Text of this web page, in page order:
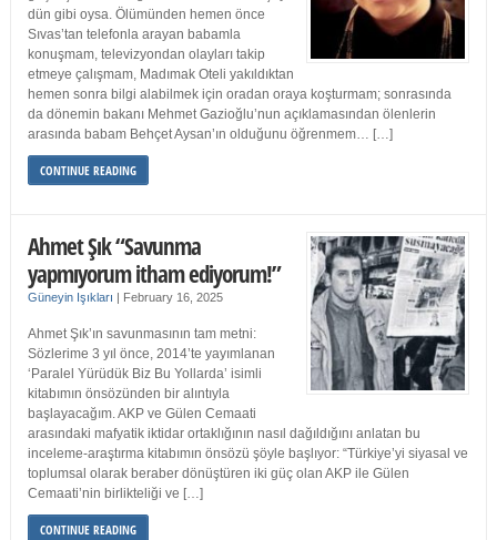
dün gibi oysa. Ölümünden hemen önce
Sıvas’tan telefonla arayan babamla
konuşmam, televizyondan olayları takip
etmeye çalışmam, Madımak Oteli yakıldıktan
hemen sonra bilgi alabilmek için oradan oraya koşturmam; sonrasında
da dönemin bakanı Mehmet Gazioğlu’nun açıklamasından ölenlerin
arasında babam Behçet Aysan’ın olduğunu öğrenmem… […]
CONTINUE READING
Ahmet Şık “Savunma
yapmıyorum itham ediyorum!”
Güneyin Işıkları | February 16, 2025
Ahmet Şık’ın savunmasının tam metni:
Sözlerime 3 yıl önce, 2014’te yayımlanan
‘Paralel Yürüdük Biz Bu Yollarda’ isimli
kitabımın önsözünden bir alıntıyla
başlayacağım. AKP ve Gülen Cemaati
arasındaki mafyatik iktidar ortaklığının nasıl dağıldığını anlatan bu
inceleme-araştırma kitabımın önsözü şöyle başlıyor: “Türkiye’yi siyasal ve
toplumsal olarak beraber dönüştüren iki güç olan AKP ile Gülen
Cemaati’nin birlikteliği ve […]
CONTINUE READING